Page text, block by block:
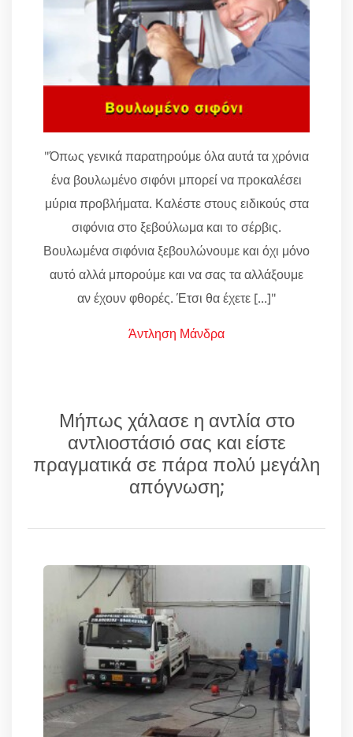
"Όπως γενικά παρατηρούμε όλα αυτά τα χρόνια
ένα βουλωμένο σιφόνι μπορεί να προκαλέσει
μύρια προβλήματα. Καλέστε στους ειδικούς στα
σιφόνια στο ξεβούλωμα και το σέρβις.
Βουλωμένα σιφόνια ξεβουλώνουμε και όχι μόνο
αυτό αλλά μπορούμε και να σας τα αλλάξουμε
αν έχουν φθορές. Έτσι θα έχετε [...]"
Άντληση Μάνδρα
Μήπως χάλασε η αντλία στο
αντλιοστάσιό σας και είστε
πραγματικά σε πάρα πολύ μεγάλη
απόγνωση;